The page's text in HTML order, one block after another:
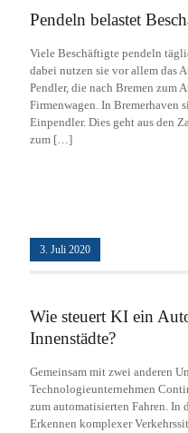
Pendeln belastet
Viele Beschäftigte pendeln
dabei nutzen sie vor allem das
Pendler, die nach Bremen zum
Firmenwagen. In Bremerhaven
Einpendler. Dies geht aus den
zum […]
3. Juli 2020
Wie steuert KI ein
Innenstädte?
Gemeinsam mit zwei anderen
Technologieunternehmen
zum automatisierten Fahren. In
Erkennen komplexer